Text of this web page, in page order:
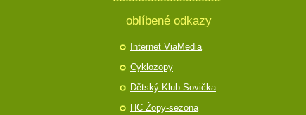
oblíbené odkazy
Internet ViaMedia
Cyklozopy
Dětský Klub Sovička
HC Žopy-sezona